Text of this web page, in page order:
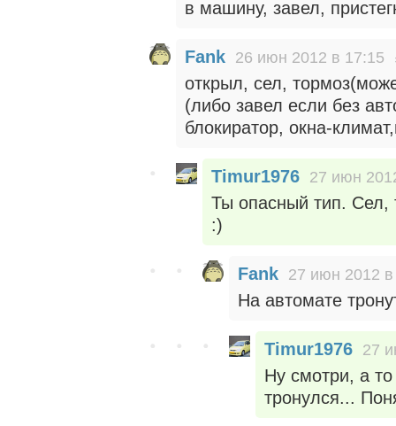
в машину, завел,
Fank 26 июн 2012 в 17:15
открыл, сел,
(либо завел если без
блокиратор, окна-
Timur1976 27 июн
Ты опасный тип. Сел,
:)
Fank 27 июн 2012
На автомате
Timur1976 27
Ну смотри, а
тронулся...